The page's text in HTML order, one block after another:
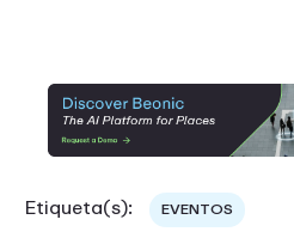
Etiqueta(s): EVENTOS